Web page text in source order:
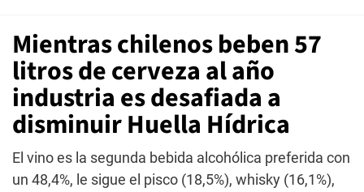
Mientras chilenos beben 57
litros de cerveza al año
industria es desafiada a
disminuir Huella Hídrica
El vino es la segunda bebida alcohólica preferida con
un 48,4%, le sigue el pisco (18,5%), whisky (16,1%),